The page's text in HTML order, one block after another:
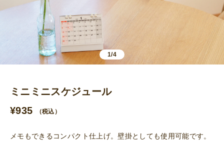
1/4
ミニミニスケジュール
¥935 （税込）
メモもできるコンパクト仕上げ。壁掛としても使用可能です。